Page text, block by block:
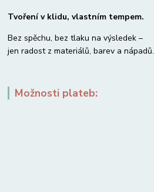
Tvoření v klidu, vlastním tempem.
Bez spěchu, bez tlaku na výsledek –
jen radost z materiálů, barev a nápadů.
Možnosti plateb: